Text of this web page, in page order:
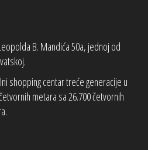
B. Mandića 50a, jednoj od
shopping centar treće generacije u
metara sa 26.700 četvornih